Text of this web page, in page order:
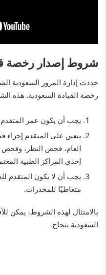
شروط إصدار رخصة
حددت إدارة المرور السعودية
رخصة القيادة السعودية. هذه
يجب أن يكون عمر المتقدم لرخصة
يتعين على المتقدم
العام، فحص النظر، وفحص
إحدى المراكز الطبية
يجب أن لا يكون المتقدم
متعاطيًا للمخدرات.
بالامتثال لهذه الشروط، يمكن
السعودية بنجاح.